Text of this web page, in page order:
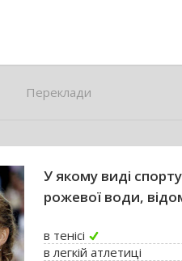
Переклади
У якому виді
рожевої води,
в тенісі
в легкій атлетиці